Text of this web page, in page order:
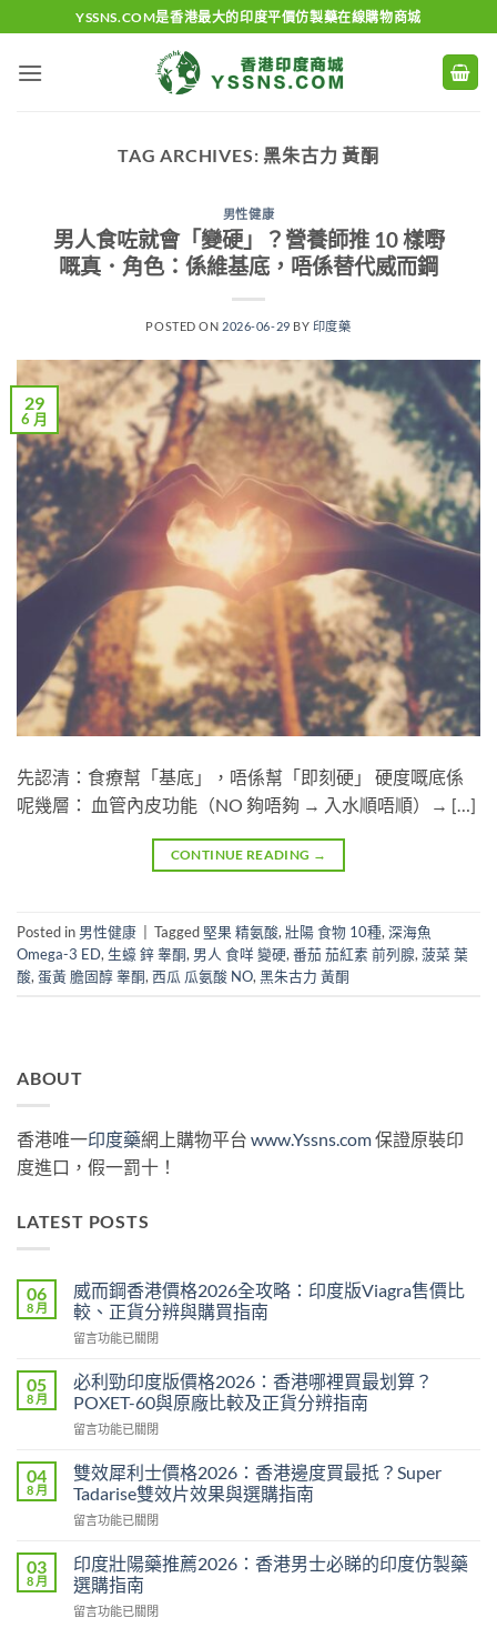
to
content
YSSNS.COM是香港最大的印度平價仿製藥在線購物商城
TAG ARCHIVES: 黑朱古力 黃酮
男性健康
男人食咗就會「變硬」？營養師推 10 樣嘢
嘅真．角色：係維基底，唔係替代威而鋼
POSTED ON 2026-06-29 BY 印度藥
29
6 月
先認清：食療幫「基底」，唔係幫「即刻硬」 硬度嘅底係
呢幾層： 血管內皮功能（NO 夠唔夠 → 入水順唔順）→ […]
CONTINUE READING →
Posted in 男性健康 Tagged 堅果 精氨酸, 壯陽 食物 10種, 深海魚
Omega-3 ED, 生蠔 鋅 睾酮, 男人 食咩 變硬, 番茄 茄紅素 前列腺, 菠菜 葉
酸, 蛋黃 膽固醇 睾酮, 西瓜 瓜氨酸 NO, 黑朱古力 黃酮
ABOUT
香港唯一印度藥網上購物平台 www.Yssns.com保證原裝印
度進口，假一罰十！
LATEST POSTS
06
8 月
威而鋼香港價格2026全攻略：印度版Viagra售價比
較、正貨分辨與購買指南
在
而
鋼
香
港
格
2026
攻
印
度
Viagra
留言功能已關閉
05
8 月
必利勁印度版價格2026：香港哪裡買最划算？
POXET-60與原廠比較及正貨分辨指南
在
利
勁
印
度
價
格
2026：
香
留言功能已關閉
04
8 月
雙效犀利士價格2026：香港邊度買最抵？Super
Tadarise雙效片效果與選購指南
在
效
犀
利
士
留言功能已關閉
03
8 月
印度壯陽藥推薦2026：香港男士必睇的印度仿製藥
選購指南
在
留言功能已關閉